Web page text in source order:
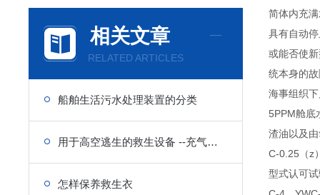
相关文章
RELATED ARTICLES
船舶生活污水处理装置的分类
用于高空逃生的救生设备 --充气救生气垫保管注意事项
怎样保养救生衣
简体内充
具有自动
或能否使
统本身的
海事组织
5PPM舱底
渣油以及
C-0.25（z
型式认可